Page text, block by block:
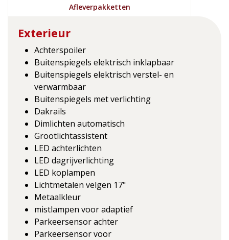
Afleverpakketten
Exterieur
Achterspoiler
Buitenspiegels elektrisch inklapbaar
Buitenspiegels elektrisch verstel- en
verwarmbaar
Buitenspiegels met verlichting
Dakrails
Dimlichten automatisch
Grootlichtassistent
LED achterlichten
LED dagrijverlichting
LED koplampen
Lichtmetalen velgen 17"
Metaalkleur
mistlampen voor adaptief
Parkeersensor achter
Parkeersensor voor